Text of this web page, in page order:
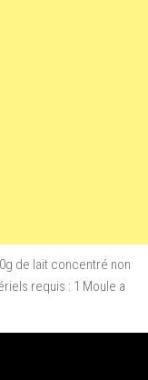
de lait concentré non
requis : 1 Moule a